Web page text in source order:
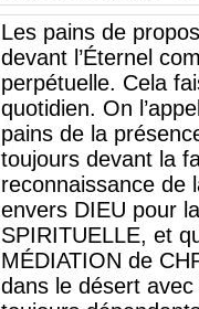
Les pains de
devant l’Éternel
perpétuelle. Cela
quotidien. On
pains de la
toujours devant la
reconnaissance de
envers DIEU pour
SPIRITUELLE, et
MÉDIATION de
dans le désert